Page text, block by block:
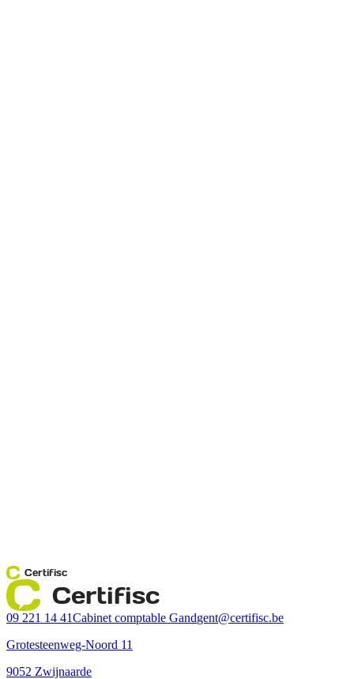
Certifisc
Certifisc
09 221 14 41Cabinet comptable Gandgent@certifisc.be
Grotesteenweg-Noord 11
9052 Zwijnaarde